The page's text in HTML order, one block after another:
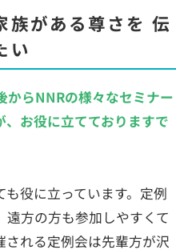
族がある尊さを 伝
い
らNNRの様々なセミナー
お役に立てておりますで
役に立っています。定例
方の方も参加しやすくて
される定例会は先輩方が沢